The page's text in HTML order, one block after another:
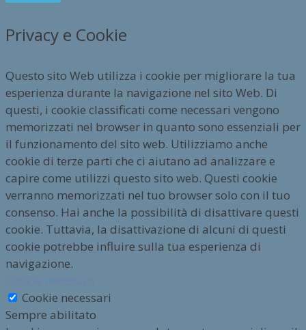
Privacy e Cookie
Questo sito Web utilizza i cookie per migliorare la tua
esperienza durante la navigazione nel sito Web. Di
questi, i cookie classificati come necessari vengono
memorizzati nel browser in quanto sono essenziali per
il funzionamento del sito web. Utilizziamo anche
cookie di terze parti che ci aiutano ad analizzare e
capire come utilizzi questo sito web. Questi cookie
verranno memorizzati nel tuo browser solo con il tuo
consenso. Hai anche la possibilità di disattivare questi
cookie. Tuttavia, la disattivazione di alcuni di questi
cookie potrebbe influire sulla tua esperienza di
navigazione.
Cookie necessari
Sempre abilitato